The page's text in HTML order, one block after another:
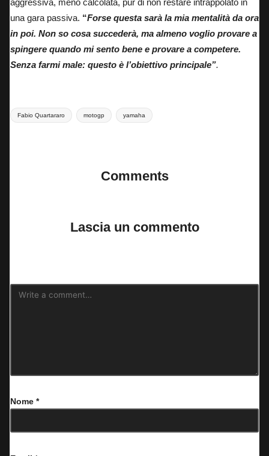
aggressiva, meno calcolata, pur di non restare intrappolato in
una gara passiva. “Forse questa sarà la mia mentalità da ora
in poi. Non so cosa succederà, ma almeno voglio provare a
spingere quando mi sento bene e provare a competere.
Senza farmi male: questo è l’obiettivo principale”.
Tags:
Fabio Quartararo motogp yamaha
Comments
Lascia un commento
Nome *